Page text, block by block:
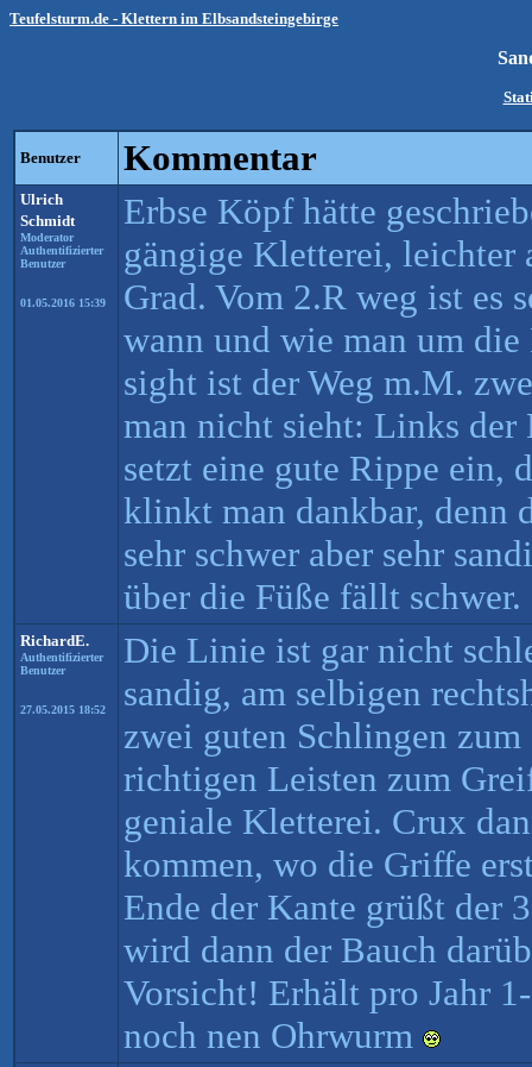
Teufelsturm.de - Klettern im Elbsandsteingebirge
Benutzer Kommentar
Ulrich
Schmidt
Moderator
Authentifizierter
Benutzer
01.05.2016 15:39
Erbse Köpf hätte
gängige Kletterei, leichter
Grad. Vom 2.R weg ist es
wann und wie man um
sight ist der Weg m.M.
man nicht sieht: Links der
setzt eine gute Rippe ein,
klinkt man dankbar, denn
sehr schwer aber sehr
über die Füße fällt schwer.
RichardE.
Authentifizierter
Benutzer
27.05.2015 18:52
Die Linie ist gar nicht
sandig, am selbigen
zwei guten Schlingen
richtigen Leisten zum
geniale Kletterei. Crux
kommen, wo die Griffe
Ende der Kante grüßt der
wird dann der Bauch
Vorsicht! Erhält pro Jahr
noch nen Ohrwurm